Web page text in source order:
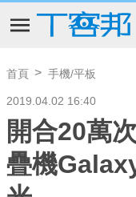
首頁 手機/平板
2019.04.02 16:40
開合20萬
疊機